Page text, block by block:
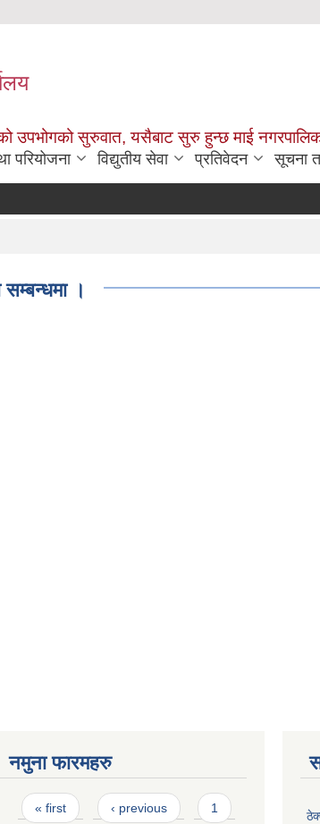
उपभोगको सुरुवात, यसैबाट सुरु हुन्छ माई
परियोजना विद्युतीय सेवा प्रतिवेदन सूचना
।
नमुना फारमहरु
Pages
« first ‹ previous
1